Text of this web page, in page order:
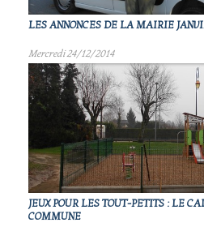
LES ANNONCES DE LA MAIRIE
Mercredi 24/12/2014
JEUX POUR LES TOUT-PETITS : LE
COMMUNE